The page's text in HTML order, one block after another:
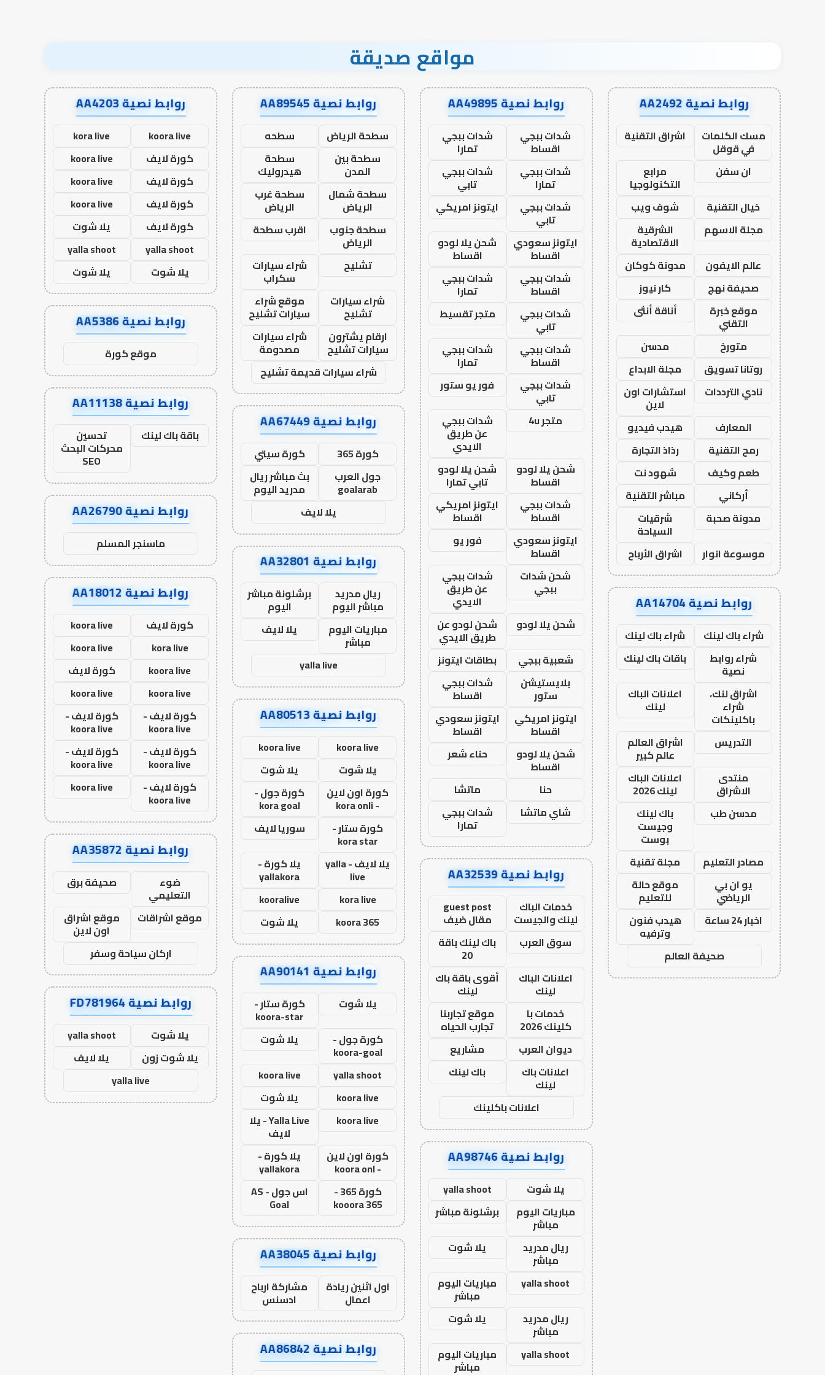
مواقع صديقة
روابط نصية AA2492
مسك الكلمات
في قوقل
اشراق التقنية
ان سفن
مرابع
التكنولوجيا
خيال التقنية
شوف ويب
مجلة الاسهم
الشرقية
الاقتصادية
عالم الايفون
مدونة كوكان
صحيفة نهج
كار نيوز
موقع خبرة
التقني
أناقة أنثى
متورخ
مدسن
روتانا تسويق
مجلة الابداع
نادي الترددات
استشارات اون
لاين
المعارف
هيدب فيديو
رمح التقنية
رذاذ التجارة
طعم وكيف
شهود نت
أركاني
مباشر التقنية
مدونة صحبة
شرقيات
السياحة
موسوعة انوار
اشراق الأرباح
روابط نصية AA14704
شراء باك لينك
شراء باك لينك
شراء روابط
نصية
باقات باك لينك
اشراق لنك،
شراء
باكلينكات
اعلانات الباك
لينك
التدريس
اشراق العالم
عالم كبير
منتدى
الاشراق
اعلانات الباك
لينك 2026
مدسن طب
باك لينك
وجيست
بوست
مصادر التعليم
مجلة تقنية
يو ان بي
الرياضي
موقع حالة
للتعليم
اخبار 24 ساعة
هيدب فنون
وترفيه
صحيفة العالم
روابط نصية AA49895
شدات ببجي
اقساط
شدات ببجي
تمارا
شدات ببجي
تمارا
شدات ببجي
تابي
شدات ببجي
تابي
ايتونز امريكي
ايتونز سعودي
اقساط
شحن يلا لودو
اقساط
شدات ببجي
اقساط
شدات ببجي
تمارا
شدات ببجي
تابي
متجر تقسيط
شدات ببجي
اقساط
شدات ببجي
تمارا
شدات ببجي
تابي
فور يو ستور
متجر 4u
شدات ببجي
عن طريق
الايدي
شحن يلا لودو
اقساط
شحن يلا لودو
تابي تمارا
شدات ببجي
اقساط
ايتونز امريكي
اقساط
ايتونز سعودي
اقساط
فور يو
شحن شدات
ببجي
شدات ببجي
عن طريق
الايدي
شحن يلا لودو
شحن لودو عن
طريق الايدي
شعبية ببجي
بطاقات ايتونز
بلايستيشن
ستور
شدات ببجي
اقساط
ايتونز امريكي
اقساط
ايتونز سعودي
اقساط
شحن يلا لودو
اقساط
حناء شعر
حنا
ماتشا
شاي ماتشا
شدات ببجي
تمارا
روابط نصية AA32539
خدمات الباك
لينك والجيست
guest post
مقال ضيف
سوق العرب
باك لينك باقة
20
اعلانات الباك
لينك
أقوى باقة باك
لينك
خدمات با
كلينك 2026
موقع تجاربنا
تجارب الحياه
ديوان العرب
مشاريع
اعلانات باك
لينك
باك لينك
اعلانات باكلينك
روابط نصية AA98746
يلا شوت
yalla shoot
مباريات اليوم
مباشر
برشلونة مباشر
ريال مدريد
مباشر
يلا شوت
yalla shoot
مباريات اليوم
مباشر
ريال مدريد
مباشر
يلا شوت
yalla shoot
مباريات اليوم
مباشر
روابط نصية AA89545
سطحة الرياض
سطحه
سطحة بين
المدن
سطحة
هيدروليك
سطحة شمال
الرياض
سطحة غرب
الرياض
سطحة جنوب
الرياض
اقرب سطحة
تشليح
شراء سيارات
سكراب
شراء سيارات
تشليح
موقع شراء
سيارات تشليح
ارقام يشترون
سيارات تشليح
شراء سيارات
مصدومة
شراء سيارات قديمة تشليح
روابط نصية AA67449
كورة 365
كورة سيتي
جول العرب
goalarab
بث مباشر ريال
مدريد اليوم
يلا لايف
روابط نصية AA32801
ريال مدريد
مباشر اليوم
برشلونة مباشر
اليوم
مباريات اليوم
مباشر
يلا لايف
yalla live
روابط نصية AA80513
koora live
koora live
يلا شوت
يلا شوت
كورة اون لاين
- kora onli
كورة جول -
kora goal
كورة ستار -
kora star
سوريا لايف
يلا لايف - yalla
live
يلا كورة -
yallakora
kora live
kooralive
koora 365
يلا شوت
روابط نصية AA90141
يلا شوت كورة ستار -
koora-star
كورة جول -
koora-goal
يلا شوت
yalla shoot
koora live
koora live
يلا شوت
koora live
Yalla Live - يلا
لايف
كورة اون لاين
- koora onl
يلا كورة -
yallakora
كورة 365 -
kooora 365
اس جول - AS
Goal
روابط نصية AA38045
اول اثنين ريادة
اعمال
مشاركة ارباح
ادسنس
روابط نصية AA86842
روابط نصية AA4203
koora live
kora live
كورة لايف
koora live
كورة لايف
koora live
كورة لايف
koora live
كورة لايف
يلا شوت
yalla shoot
yalla shoot
يلا شوت
يلا شوت
روابط نصية AA5386
موقع كورة
روابط نصية AA11138
باقة باك لينك تحسين
محركات البحث
SEO
روابط نصية AA26790
ماسنجر المسلم
روابط نصية AA18012
كورة لايف
koora live
kora live
koora live
koora live
كورة لايف
koora live
koora live
كورة لايف -
koora live
كورة لايف -
koora live
كورة لايف -
koora live
كورة لايف -
koora live
كورة لايف -
koora live
koora live
روابط نصية AA35872
ضوء
التعليمي
صحيفة برق
موقع اشراقات
موقع اشراق
اون لاين
اركان سياحة وسفر
روابط نصية FD781964
يلا شوت
yalla shoot
يلا شوت زون
يلا لايف
yalla live